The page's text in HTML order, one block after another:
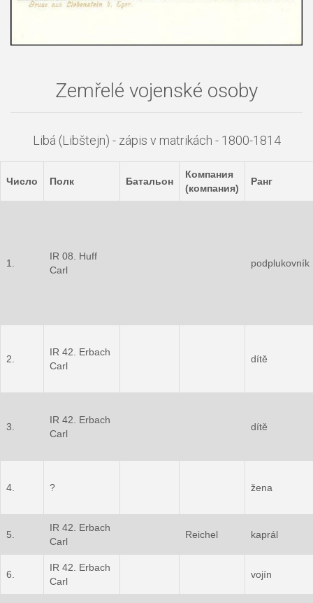
Zemřelé vojenské osoby
Libá (Libštejn) - zápis v matrikách - 1800-1814
Число Полк Батальон
Компания
(компания)
Ранг
1.
IR 08. Huff
Carl
podplukovník
2.
IR 42. Erbach
Carl
dítě
3.
IR 42. Erbach
Carl
dítě
4. ? žena
5.
IR 42. Erbach
Carl
Reichel kaprál
6.
IR 42. Erbach
Carl
vojín